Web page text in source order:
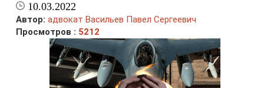
10.03.2022
Автор: адвокат Васильев Павел Сергеевич
Просмотров : 5212